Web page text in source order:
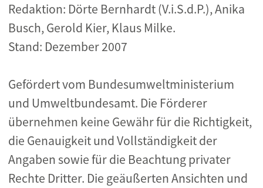
Redaktion: Dörte Bernhardt (V.i.S.d.P.), Anika
Busch, Gerold Kier, Klaus Milke.
Stand: Dezember 2007
Gefördert vom Bundesumweltministerium
und Umweltbundesamt. Die Förderer
übernehmen keine Gewähr für die Richtigkeit,
die Genauigkeit und Vollständigkeit der
Angaben sowie für die Beachtung privater
Rechte Dritter. Die geäußerten Ansichten und